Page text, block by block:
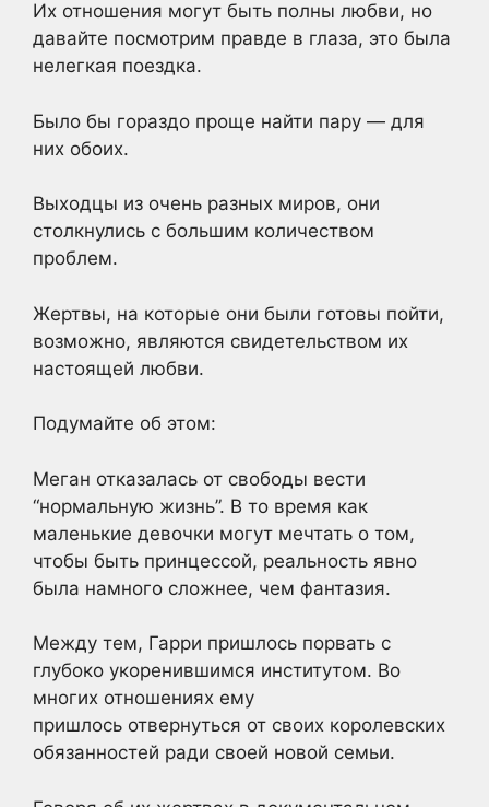
Их отношения могут быть полны любви, но
давайте посмотрим правде в глаза, это была
нелегкая поездка.
Было бы гораздо проще найти пару — для
них обоих.
Выходцы из очень разных миров, они
столкнулись с большим количеством
проблем.
Жертвы, на которые они были готовы пойти,
возможно, являются свидетельством их
настоящей любви.
Подумайте об этом:
Меган отказалась от свободы вести
“нормальную жизнь”. В то время как
маленькие девочки могут мечтать о том,
чтобы быть принцессой, реальность явно
была намного сложнее, чем фантазия.
Между тем, Гарри пришлось порвать с
глубоко укоренившимся институтом. Во
многих отношениях ему
пришлось отвернуться от своих королевских
обязанностей ради своей новой семьи.